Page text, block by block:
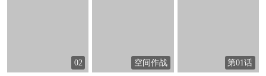
02 空间作战 第01话